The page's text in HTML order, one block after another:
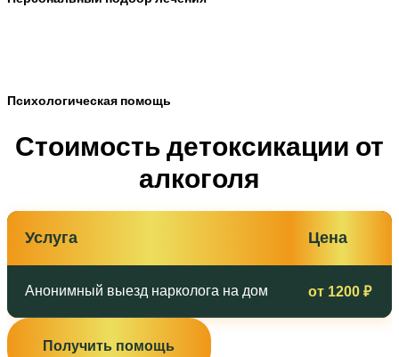
Психологическая помощь
Стоимость детоксикации от
алкоголя
Услуга Цена
Анонимный выезд нарколога на дом от 1200 ₽
Получить помощь